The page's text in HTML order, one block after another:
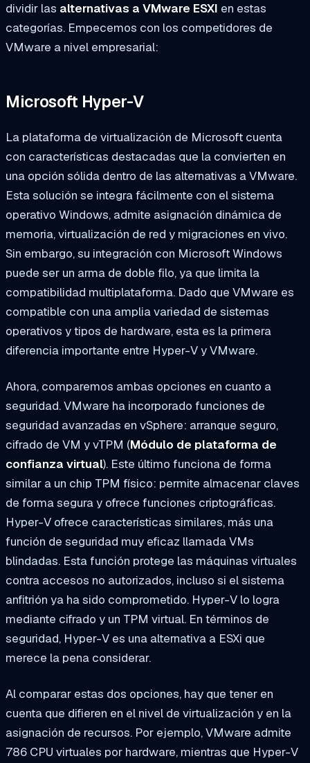
dividir las alternativas a VMware ESXI en estas
categorías. Empecemos con los competidores de
VMware a nivel empresarial:
Microsoft Hyper-V
La plataforma de virtualización de Microsoft cuenta
con características destacadas que la convierten en
una opción sólida dentro de las alternativas a VMware.
Esta solución se integra fácilmente con el sistema
operativo Windows, admite asignación dinámica de
memoria, virtualización de red y migraciones en vivo.
Sin embargo, su integración con Microsoft Windows
puede ser un arma de doble filo, ya que limita la
compatibilidad multiplataforma. Dado que VMware es
compatible con una amplia variedad de sistemas
operativos y tipos de hardware, esta es la primera
diferencia importante entre Hyper-V y VMware.
Ahora, comparemos ambas opciones en cuanto a
seguridad. VMware ha incorporado funciones de
seguridad avanzadas en vSphere: arranque seguro,
cifrado de VM y vTPM (Módulo de plataforma de
confianza virtual). Este último funciona de forma
similar a un chip TPM físico: permite almacenar claves
de forma segura y ofrece funciones criptográficas.
Hyper-V ofrece características similares, más una
función de seguridad muy eficaz llamada VMs
blindadas. Esta función protege las máquinas virtuales
contra accesos no autorizados, incluso si el sistema
anfitrión ya ha sido comprometido. Hyper-V lo logra
mediante cifrado y un TPM virtual. En términos de
seguridad, Hyper-V es una alternativa a ESXi que
merece la pena considerar.
Al comparar estas dos opciones, hay que tener en
cuenta que difieren en el nivel de virtualización y en la
asignación de recursos. Por ejemplo, VMware admite
786 CPU virtuales por hardware, mientras que Hyper-V